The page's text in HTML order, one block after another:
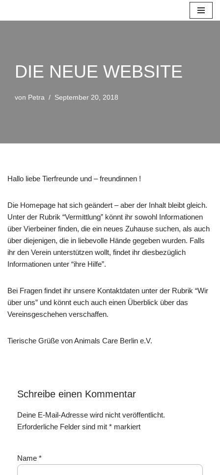
DIE NEUE WEBSITE
von Petra September 20, 2018
Hallo liebe Tierfreunde und – freundinnen !
Die Homepage hat sich geändert – aber der Inhalt bleibt gleich.
Unter der Rubrik “Vermittlung” könnt ihr sowohl Informationen
über Vierbeiner finden, die ein neues Zuhause suchen, als auch
über diejenigen, die in liebevolle Hände gegeben wurden. Falls
ihr den Verein unterstützen wollt, findet ihr diesbezüglich
Informationen unter “ihre Hilfe”.
Bei Fragen findet ihr unsere Kontaktdaten unter der Rubrik “Wir
über uns” und könnt euch auch einen Überblick über das
Vereinsgeschehen verschaffen.
Tierische Grüße von Animals Care Berlin e.V.
Schreibe einen Kommentar
Deine E-Mail-Adresse wird nicht veröffentlicht.
Erforderliche Felder sind mit * markiert
Name *